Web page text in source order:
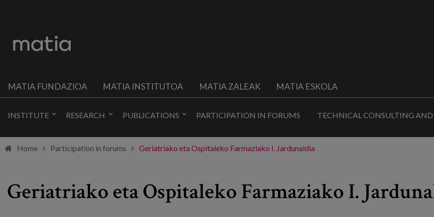
MATIA FUNDAZIOA MATIA INSTITUTOA MATIA ZALEAK MATIA ESKOLA
INSTITUTE RESEARCH PUBLICATIONS PARTICIPATION IN FORUMS TECHNICAL CONSULTING
Home Participation in forums Geriatriako eta Ospitaleko Farmaziako I. Jardunaldia
Geriatriako eta Ospitaleko Farmaziako I.